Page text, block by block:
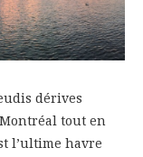
dérives
tout en
l’ultime havre